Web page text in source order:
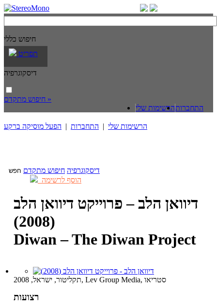
תפריט
חיפוש כללי
חיפוש מתקדם »
התחברותהרשימות שלי
הרשימות שלי | התחברות | הפעל מוסיקה ברקע
דיסקוגרפיה חיפוש מתקדם
הוסף לרשימה
דיוואן הלב – פרוייקט דיוואן הלב
(2008)
Diwan – The Diwan Project
תקליטור, ישראל, 2008, Lev Group Media, סטריאו
רצועות